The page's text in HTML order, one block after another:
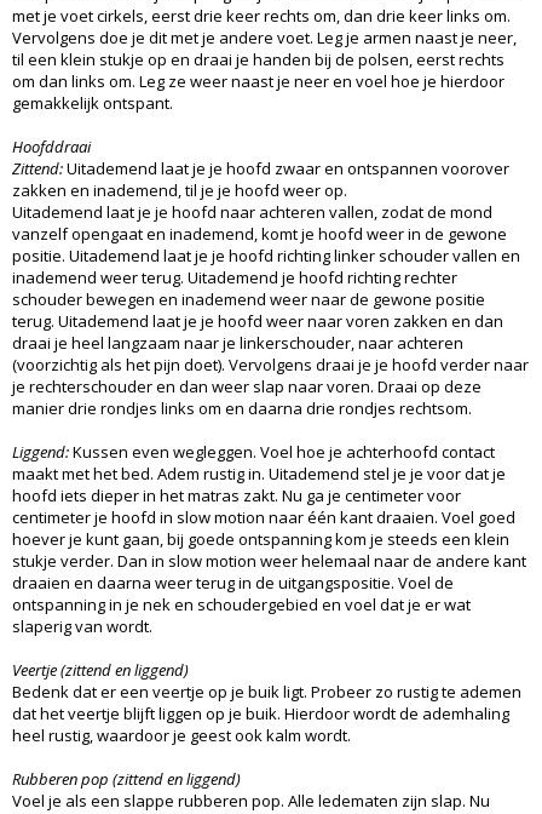
met je voet cirkels, eerst drie keer rechts om, dan drie keer links om.
Vervolgens doe je dit met je andere voet. Leg je armen naast je neer,
til een klein stukje op en draai je handen bij de polsen, eerst rechts
om dan links om. Leg ze weer naast je neer en voel hoe je hierdoor
gemakkelijk ontspant.
Hoofddraai
Zittend:Uitademend laat je je hoofd zwaar en ontspannen voorover
zakken en inademend, til je je hoofd weer op.
Uitademend laat je je hoofd naar achteren vallen, zodat de mond
vanzelf opengaat en inademend, komt je hoofd weer in de gewone
positie. Uitademend laat je je hoofd richting linker schouder vallen en
inademend weer terug. Uitademend je hoofd richting rechter
schouder bewegen en inademend weer naar de gewone positie
terug. Uitademend laat je je hoofd weer naar voren zakken en dan
draai je heel langzaam naar je linkerschouder, naar achteren
(voorzichtig als het pijn doet). Vervolgens draai je je hoofd verder naar
je rechterschouder en dan weer slap naar voren. Draai op deze
manier drie rondjes links om en daarna drie rondjes rechtsom.
Liggend:Kussen even wegleggen. Voel hoe je achterhoofd contact
maakt met het bed. Adem rustig in. Uitademend stel je je voor dat je
hoofd iets dieper in het matras zakt. Nu ga je centimeter voor
centimeter je hoofd in slow motion naar één kant draaien. Voel goed
hoever je kunt gaan, bij goede ontspanning kom je steeds een klein
stukje verder. Dan in slow motion weer helemaal naar de andere kant
draaien en daarna weer terug in de uitgangspositie. Voel de
ontspanning in je nek en schoudergebied en voel dat je er wat
slaperig van wordt.
Veertje (zittend en liggend)
Bedenk dat er een veertje op je buik ligt. Probeer zo rustig te ademen
dat het veertje blijft liggen op je buik. Hierdoor wordt de ademhaling
heel rustig, waardoor je geest ook kalm wordt.
Rubberen pop (zittend en liggend)
Voel je als een slappe rubberen pop. Alle ledematen zijn slap. Nu